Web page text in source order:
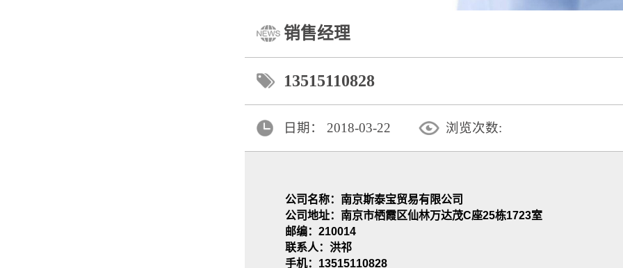
销售经理
13515110828
日期： 2018-03-22 浏览次数:
公司名称：南京斯泰宝贸易有限公司
公司地址： 南京市栖霞区仙林万达茂C座25栋1723室
邮编：210014
联系人：洪祁
手机：13515110828